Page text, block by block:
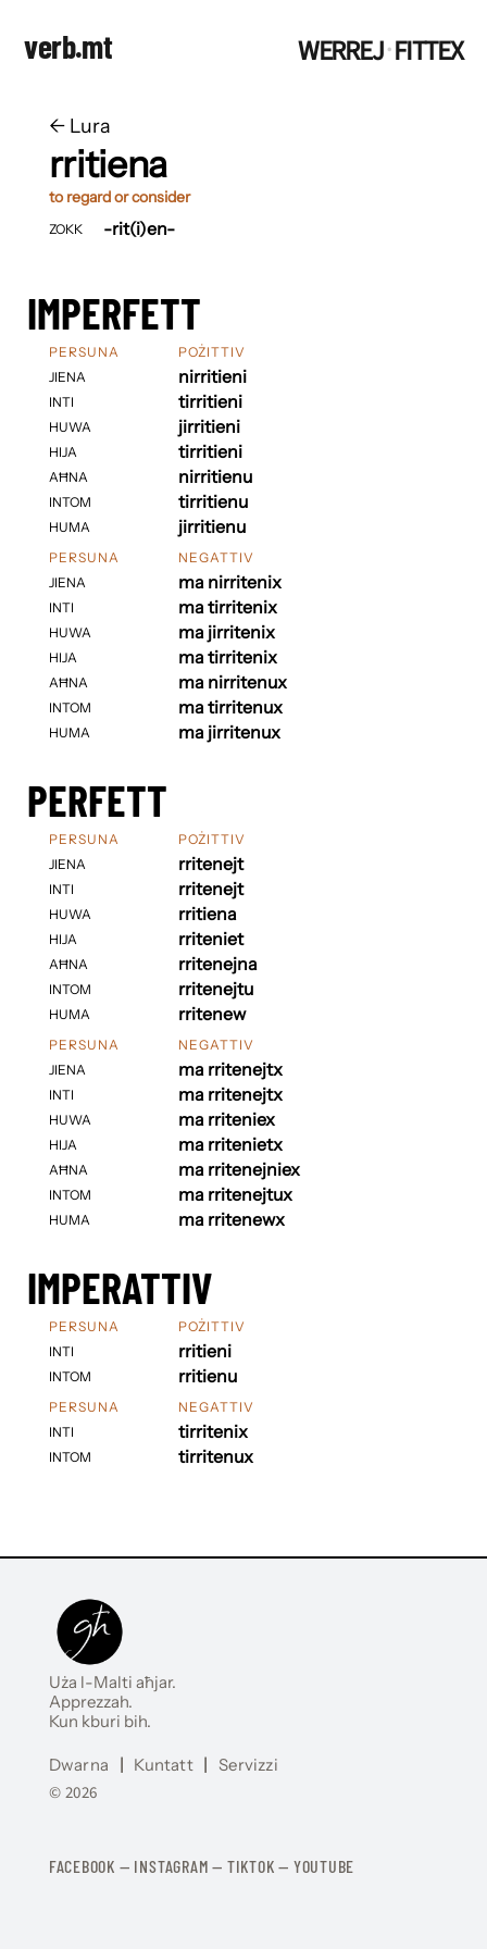
verb.mt WERREJ·FITTEX
← ​​Lura
rritiena
to regard or consider
ZOKK -rit(i)en-
IMPERFETT
PERSUNA
JIENA
INTI
HUWA
HIJA
AĦNA
INTOM
HUMA
POŻITTIV
nirritieni
tirritieni
jirritieni
tirritieni
nirritienu
tirritienu
jirritienu
PERSUNA
JIENA
INTI
HUWA
HIJA
AĦNA
INTOM
HUMA
NEGATTIV
ma nirritenix
ma tirritenix
ma jirritenix
ma tirritenix
ma nirritenux
ma tirritenux
ma jirritenux
PERFETT
PERSUNA
JIENA
INTI
HUWA
HIJA
AĦNA
INTOM
HUMA
POŻITTIV
rritenejt
rritenejt
rritiena
rriteniet
rritenejna
rritenejtu
rritenew
PERSUNA
JIENA
INTI
HUWA
HIJA
AĦNA
INTOM
HUMA
NEGATTIV
ma rritenejtx
ma rritenejtx
ma rriteniex
ma rritenietx
ma rritenejniex
ma rritenejtux
ma rritenewx
IMPERATTIV
PERSUNA
INTI
INTOM
POŻITTIV
rritieni
rritienu
PERSUNA
INTI
INTOM
NEGATTIV
tirritenix
tirritenux
Uża l-Malti aħjar.
Apprezzah.
Kun kburi bih.
Dwarna | Kuntatt | Servizzi
© 2026
FACEBOOK — INSTAGRAM — TIKTOK — YOUTUBE